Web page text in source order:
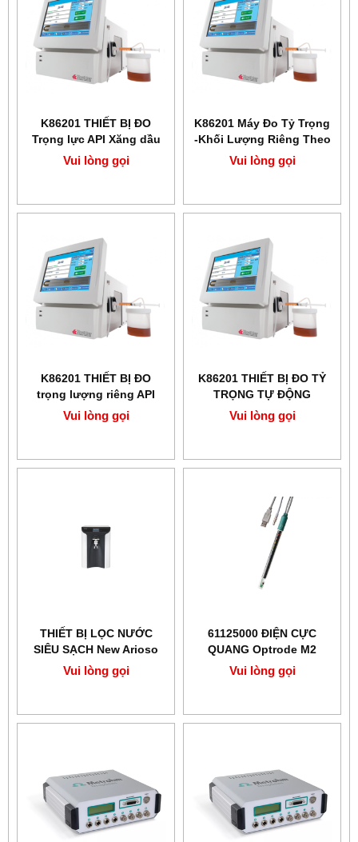
K86201 THIẾT BỊ ĐO
Trọng lực API Xăng dầu
theo tiêu chuẩn ASTM
D4052
Vui lòng gọi
K86201 Máy Đo Tỷ Trọng
-Khối Lượng Riêng Theo
ASTM D4052 KOEHLER
Vui lòng gọi
K86201 THIẾT BỊ ĐO
trọng lượng riêng API
trong hóa dầu -
KOEHLER
Vui lòng gọi
K86201 THIẾT BỊ ĐO TỶ
TRỌNG TỰ ĐỘNG
KOEHLER -MỸ
Vui lòng gọi
THIẾT BỊ LỌC NƯỚC
SIÊU SẠCH New Arioso
Power I (Schloar-UV-PF)
Vui lòng gọi
61125000 ĐIỆN CỰC
QUANG Optrode M2
METROHM
Vui lòng gọi